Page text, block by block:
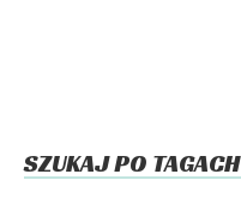
SZUKAJ PO TAGACH